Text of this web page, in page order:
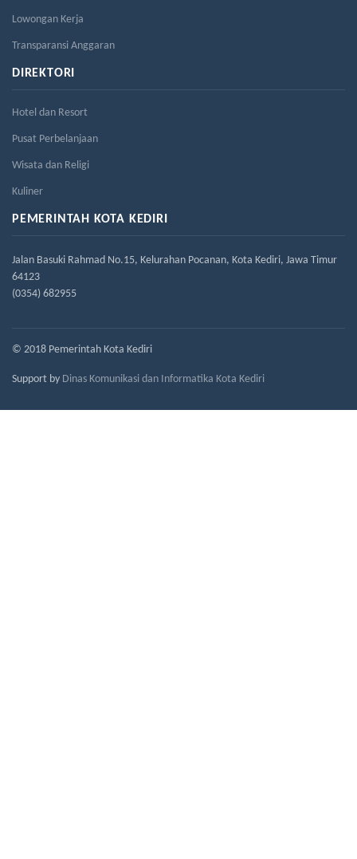
Lowongan Kerja
Transparansi Anggaran
DIREKTORI
Hotel dan Resort
Pusat Perbelanjaan
Wisata dan Religi
Kuliner
PEMERINTAH KOTA KEDIRI
Jalan Basuki Rahmad No.15, Kelurahan Pocanan, Kota Kediri, Jawa Timur
64123
(0354) 682955
© 2018 Pemerintah Kota Kediri
Support by Dinas Komunikasi dan Informatika Kota Kediri